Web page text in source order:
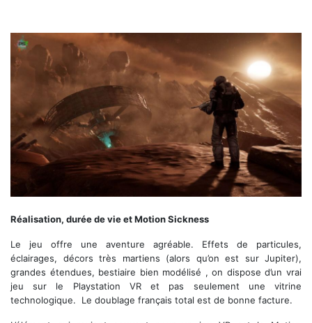
Réalisation, durée de vie et Motion Sickness
Le jeu offre une aventure agréable. Effets de particules,
éclairages, décors très martiens (alors qu’on est sur Jupiter),
grandes étendues, bestiaire bien modélisé , on dispose d’un vrai
jeu sur le Playstation VR et pas seulement une vitrine
technologique. Le doublage français total est de bonne facture.